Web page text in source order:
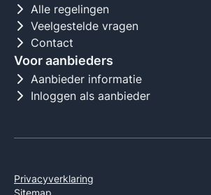
Alle regelingen
Veelgestelde vragen
Contact
Voor aanbieders
Aanbieder informatie
Inloggen als aanbieder
Privacyverklaring
Sitemap